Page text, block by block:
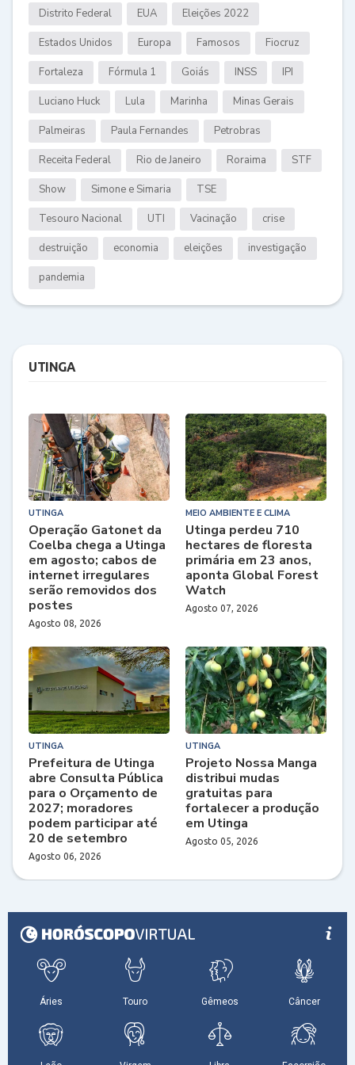
Distrito Federal EUA Eleições 2022
Estados Unidos Europa Famosos Fiocruz
Fortaleza Fórmula 1 Goiás INSS IPI
Luciano Huck Lula Marinha Minas Gerais
Palmeiras Paula Fernandes Petrobras
Receita Federal Rio de Janeiro Roraima STF
Show Simone e Simaria TSE
Tesouro Nacional UTI Vacinação crise
destruição economia eleições investigação
pandemia
UTINGA
UTINGA
Operação Gatonet da
Coelba chega a Utinga
em agosto; cabos de
internet irregulares
serão removidos dos
postes
Agosto 08, 2026
MEIO AMBIENTE E CLIMA
Utinga perdeu 710
hectares de floresta
primária em 23 anos,
aponta Global Forest
Watch
Agosto 07, 2026
UTINGA
Prefeitura de Utinga
abre Consulta Pública
para o Orçamento de
2027; moradores
podem participar até
20 de setembro
Agosto 06, 2026
UTINGA
Projeto Nossa Manga
distribui mudas
gratuitas para
fortalecer a produção
em Utinga
Agosto 05, 2026